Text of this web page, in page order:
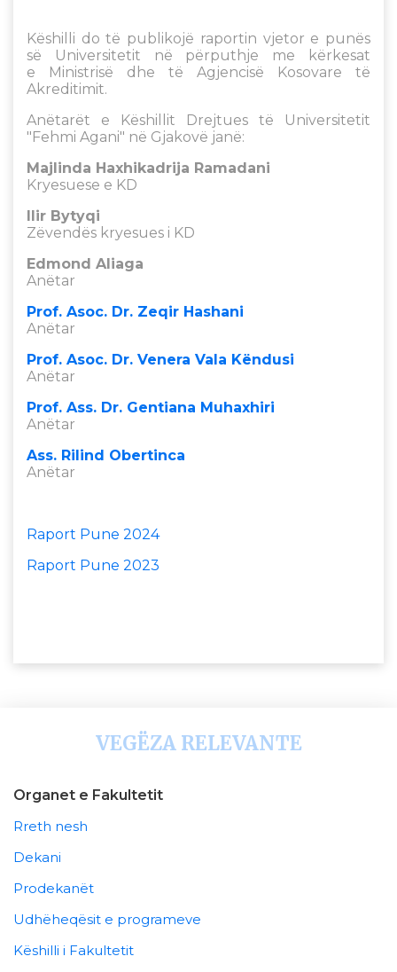
Këshilli do të publikojë raportin vjetor e punës
së Universitetit në përputhje me kërkesat
e Ministrisë dhe të Agjencisë Kosovare të
Akreditimit.
Anëtarët e Këshillit Drejtues të Universitetit
"Fehmi Agani" në Gjakovë janë:
Majlinda Haxhikadrija Ramadani
Kryesuese e KD
Ilir Bytyqi
Zëvendës kryesues i KD
Edmond Aliaga
Anëtar
Prof. Asoc. Dr. Zeqir Hashani
Anëtar
Prof. Asoc. Dr. Venera Vala Këndusi
Anëtar
Prof. Ass. Dr. Gentiana Muhaxhiri
Anëtar
Ass. Rilind Obertinca
Anëtar
Raport Pune 2024
Raport Pune 2023
VEGËZA RELEVANTE
Organet e Fakultetit
Rreth nesh
Dekani
Prodekanët
Udhëheqësit e programeve
Këshilli i Fakultetit